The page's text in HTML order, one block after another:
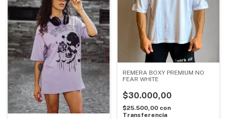
REMERA BOXY PREMIUM NO
FEAR WHITE
$30.000,00
$25.500,00 con
Transferencia